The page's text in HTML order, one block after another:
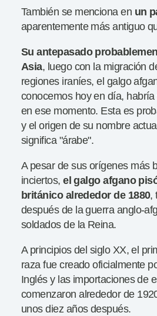
También se menciona en un
aparentemente más antiguo
Su antepasado
Asia, luego con la migración
regiones iraníes, el galgo
conocemos hoy en día,
en ese momento. Esta es
y el origen de su nombre
significa "árabe".
A pesar de sus orígenes más
inciertos, el galgo afgano
británico alrededor de 1880,
después de la guerra anglo-
soldados de la Reina.
A principios del siglo XX, el
raza fue creado oficialmente
Inglés y las importaciones de
comenzaron alrededor de
unos diez años después.